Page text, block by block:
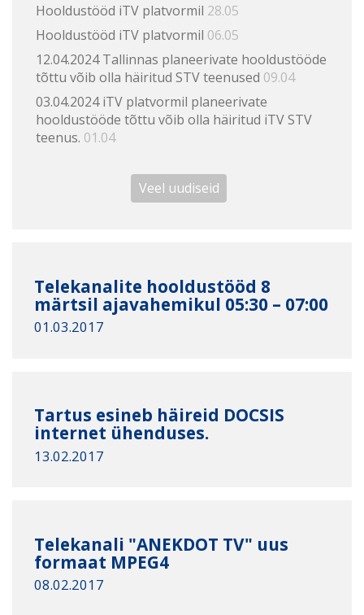
Hooldustööd iTV platvormil 28.05
Hooldustööd iTV platvormil 06.05
12.04.2024 Tallinnas planeerivate hooldustööde
tõttu võib olla häiritud STV teenused 09.04
03.04.2024 iTV platvormil planeerivate
hooldustööde tõttu võib olla häiritud iTV STV
teenus. 01.04
Veel uudiseid
Telekanalite hooldustööd 8
märtsil ajavahemikul 05:30 – 07:00
01.03.2017
Tartus esineb häireid DOCSIS
internet ühenduses.
13.02.2017
Telekanali "ANEKDOT TV" uus
formaat MPEG4
08.02.2017